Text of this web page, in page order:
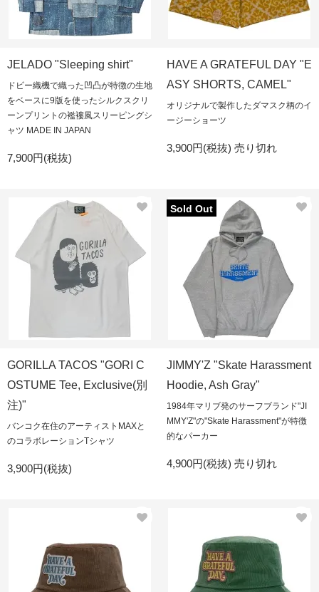
JELADO "Sleeping shirt"
ドビー織機で織った凹凸が特徴の生地
をベースに9版を使ったシルクスクリ
ーンプリントの襤褸風スリーピングシ
ャツ MADE IN JAPAN
7,900円(税抜)
HAVE A GRATEFUL DAY "E
ASY SHORTS, CAMEL"
オリジナルで製作したダマスク柄のイ
ージーショーツ
3,900円(税抜) 売り切れ
GORILLA TACOS "GORI C
OSTUME Tee, Exclusive(別
注)"
バンコク在住のアーティストMAXと
のコラボレーションTシャツ
3,900円(税抜)
Sold Out
JIMMY'Z "Skate Harassment
Hoodie, Ash Gray"
1984年マリブ発のサーフブランド"JI
MMY'Z"の"Skate Harassment"が特徴
的なパーカー
4,900円(税抜) 売り切れ